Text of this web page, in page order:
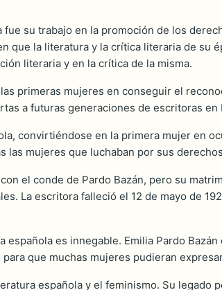
su trabajo en la promoción de los
que la literatura y la crítica literaria de su
literaria y en la crítica de la misma.
primeras mujeres en conseguir el
a futuras generaciones de escritoras en
convirtiéndose en la primera mujer en
mujeres que luchaban por sus
el conde de Pardo Bazán, pero su
La escritora falleció el 12 de mayo de
es innegable. Emilia Pardo
que muchas mujeres pudieran
española y el feminismo. Su legado